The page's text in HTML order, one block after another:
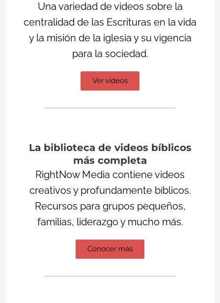
Una variedad de videos sobre la
centralidad de las Escrituras en la vida
y la misión de la iglesia y su vigencia
para la sociedad.
Ver videos
La biblioteca de videos bíblicos
más completa
RightNow Media contiene videos
creativos y profundamente bíblicos.
Recursos para grupos pequeños,
familias, liderazgo y mucho más.
Conocer más